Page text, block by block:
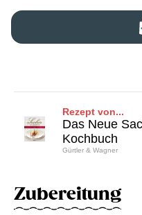
Rezept von...
Das Neue
Kochbuch
Gürtler & Wagner
Zubereitung